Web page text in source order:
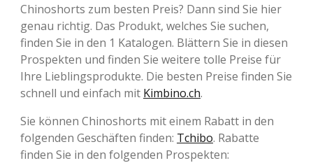
Chinoshorts zum besten Preis? Dann sind Sie hier
genau richtig. Das Produkt, welches Sie suchen,
finden Sie in den 1 Katalogen. Blättern Sie in diesen
Prospekten und finden Sie weitere tolle Preise für
Ihre Lieblingsprodukte. Die besten Preise finden Sie
schnell und einfach mit Kimbino.ch.
Sie können Chinoshorts mit einem Rabatt in den
folgenden Geschäften finden: Tchibo. Rabatte
finden Sie in den folgenden Prospekten: